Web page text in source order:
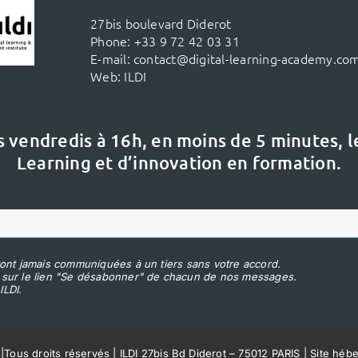
27bis boulevard Diderot
Phone: +33 9 72 42 03 31
E-mail: contact@digital-learning-
Web: ILDI
à 16h, en moins de 5 minutes,
Learning et d’innovation en formation.
jamais communiquées à un tiers sans votre accord.
le lien "Se désabonner" de chacun de nos messages.
Tous droits réservés | ILDI 27bis Bd Diderot – 75012 PARIS | Site